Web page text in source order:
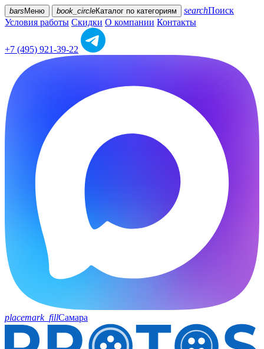
bars Меню book_circleКаталог по категориям searchПоиск
Условия работы Скидки О компании Контакты
+7 (495) 921-39-22
placemark_fillСамара